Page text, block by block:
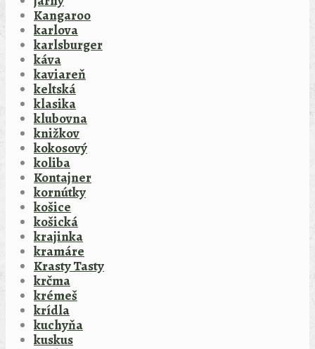
Kangaroo
karlova
karlsburger
káva
kaviareň
keltská
klasika
klubovna
knižkov
kokosový
koliba
Kontajner
kornútky
košice
košická
krajinka
kramáre
Krasty Tasty
krčma
krémeš
krídla
kuchyňa
kuskus